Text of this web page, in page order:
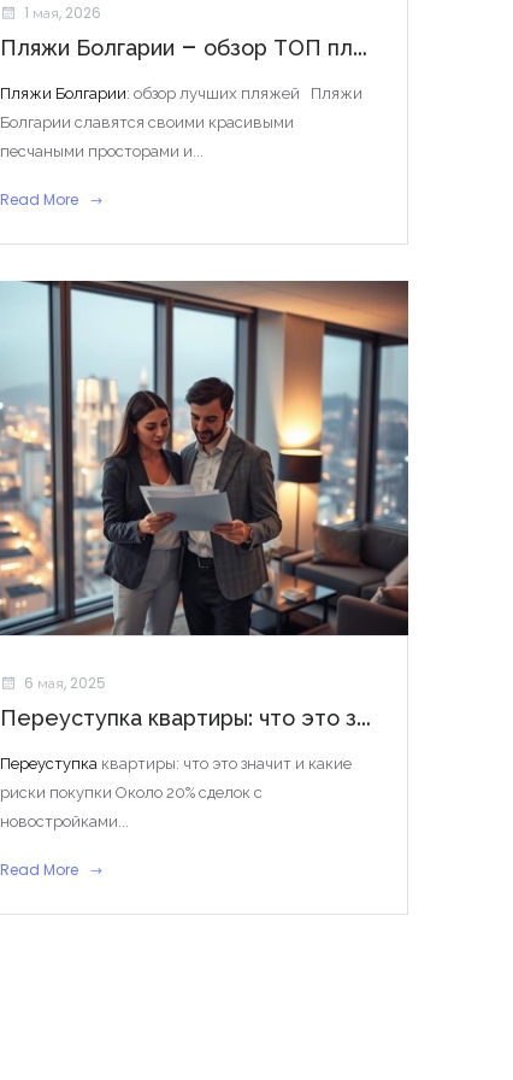
1 мая, 2026
Пляжи Болгарии – обзор ТОП пляжей для вашего отдыха
Пляжи Болгарии: обзор лучших пляжей Пляжи
Болгарии славятся своими красивыми
песчаными просторами и...
Read More
6 мая, 2025
Переуступка квартиры: что это значит и какие риски покупки
Переуступка квартиры: что это значит и какие
риски покупки Около 20% сделок с
новостройками...
Read More